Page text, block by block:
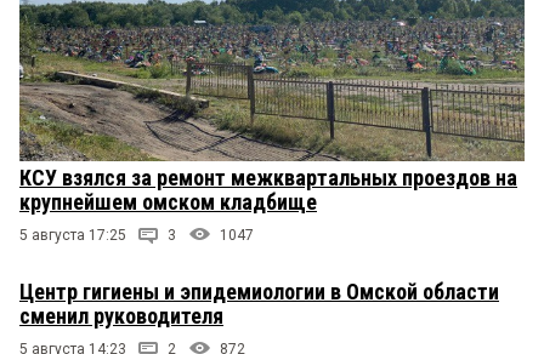
КСУ взялся за ремонт межквартальных проездов на
крупнейшем омском кладбище
5 августа 17:25 3 1047
Центр гигиены и эпидемиологии в Омской области
сменил руководителя
5 августа 14:23 2 872